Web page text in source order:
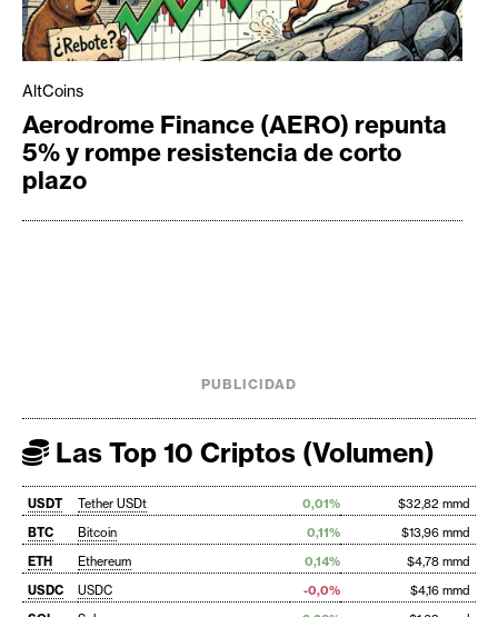
AltCoins
Aerodrome Finance (AERO) repunta
5% y rompe resistencia de corto
plazo
PUBLICIDAD
Las Top 10 Criptos (Volumen)
USDT Tether USDt 0,01%
$32,82 mmd
BTC
Bitcoin 0,11%
$13,96 mmd
ETH
Ethereum 0,14%
$4,78 mmd
USDC
USDC -0,0%
$4,16 mmd